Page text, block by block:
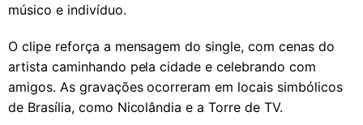
músico e indivíduo.
O clipe reforça a mensagem do single, com cenas do
artista caminhando pela cidade e celebrando com
amigos. As gravações ocorreram em locais simbólicos
de Brasília, como Nicolândia e a Torre de TV.